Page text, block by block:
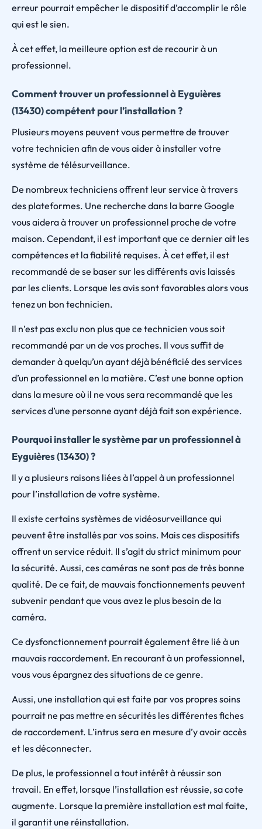
erreur pourrait empêcher le dispositif d’accomplir le rôle
qui est le sien.
À cet effet, la meilleure option est de recourir à un
professionnel.
Comment trouver un professionnel à Eyguières
(13430) compétent pour l’installation ?
Plusieurs moyens peuvent vous permettre de trouver
votre technicien afin de vous aider à installer votre
système de télésurveillance.
De nombreux techniciens offrent leur service à travers
des plateformes. Une recherche dans la barre Google
vous aidera à trouver un professionnel proche de votre
maison. Cependant, il est important que ce dernier ait les
compétences et la fiabilité requises. À cet effet, il est
recommandé de se baser sur les différents avis laissés
par les clients. Lorsque les avis sont favorables alors vous
tenez un bon technicien.
Il n’est pas exclu non plus que ce technicien vous soit
recommandé par un de vos proches. Il vous suffit de
demander à quelqu’un ayant déjà bénéficié des services
d’un professionnel en la matière. C’est une bonne option
dans la mesure où il ne vous sera recommandé que les
services d’une personne ayant déjà fait son expérience.
Pourquoi installer le système par un professionnel à
Eyguières (13430) ?
Il y a plusieurs raisons liées à l’appel à un professionnel
pour l’installation de votre système.
Il existe certains systèmes de vidéosurveillance qui
peuvent être installés par vos soins. Mais ces dispositifs
offrent un service réduit. Il s’agit du strict minimum pour
la sécurité. Aussi, ces caméras ne sont pas de très bonne
qualité. De ce fait, de mauvais fonctionnements peuvent
subvenir pendant que vous avez le plus besoin de la
caméra.
Ce dysfonctionnement pourrait également être lié à un
mauvais raccordement. En recourant à un professionnel,
vous vous épargnez des situations de ce genre.
Aussi, une installation qui est faite par vos propres soins
pourrait ne pas mettre en sécurités les différentes fiches
de raccordement. L’intrus sera en mesure d’y avoir accès
et les déconnecter.
De plus, le professionnel a tout intérêt à réussir son
travail. En effet, lorsque l’installation est réussie, sa cote
augmente. Lorsque la première installation est mal faite,
il garantit une réinstallation.